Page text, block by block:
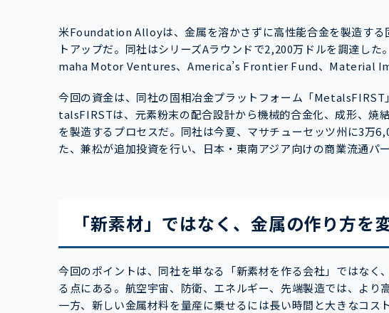
米Foundation Alloyは、金属を溶かさずに高性能合金を製造する
トアップだ。同社はシリーズAラウンドで2,200万ドルを調達し
maha Motor Ventures、America’s Frontier Fund、Material
今回の資金は、同社の固相冶金プラットフォーム「
talsFIRSTは、元素粉末の配合設計から機械的合金化、成形、焼
を製造するプロセスだ。同社は今夏、マサチューセッツ州に3万
た、兼松が追加投資を行い、日本・東南アジア向けの商業流通パ
「新素材」ではなく、金属の作り方を
今回のポイントは、同社を単なる「新素材を作る会社」ではなく
る点にある。航空宇宙、防衛、エネルギー、先端製造では、より
一方、新しい金属材料を量産に乗せるには長い時間と大きなコス